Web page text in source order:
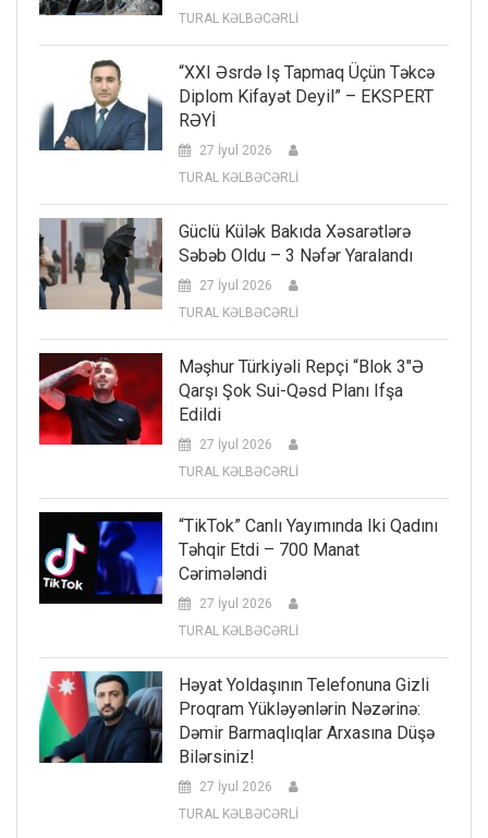
TURAL KƏLBƏCƏRLİ
“XXI Əsrdə Iş Tapmaq Üçün Təkcə
Diplom Kifayət Deyil” – EKSPERT
RƏYİ
27 İyul 2026
TURAL KƏLBƏCƏRLİ
Güclü Külək Bakıda Xəsarətlərə
Səbəb Oldu – 3 Nəfər Yaralandı
27 İyul 2026
TURAL KƏLBƏCƏRLİ
Məşhur Türkiyəli Repçi “Blok 3″ə
Qarşı Şok Sui-Qəsd Planı Ifşa
Edildi
27 İyul 2026
TURAL KƏLBƏCƏRLİ
“TikTok” Canlı Yayımında Iki Qadını
Təhqir Etdi – 700 Manat
Cərimələndi
27 İyul 2026
TURAL KƏLBƏCƏRLİ
Həyat Yoldaşının Telefonuna Gizli
Proqram Yükləyənlərin Nəzərinə:
Dəmir Barmaqlıqlar Arxasına Düşə
Bilərsiniz!
27 İyul 2026
TURAL KƏLBƏCƏRLİ